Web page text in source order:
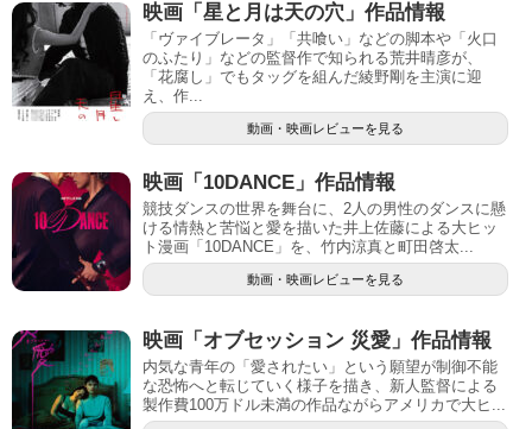
映画「星と月は天の穴」作品情報
「ヴァイブレータ」「共喰い」などの脚本や「火口
のふたり」などの監督作で知られる荒井晴彦が、
「花腐し」でもタッグを組んだ綾野剛を主演に迎
え、作...
動画・映画レビューを見る
映画「10DANCE」作品情報
競技ダンスの世界を舞台に、2人の男性のダンスに懸
ける情熱と苦悩と愛を描いた井上佐藤による大ヒッ
ト漫画「10DANCE」を、竹内涼真と町田啓太...
動画・映画レビューを見る
映画「オブセッション 災愛」作品情報
内気な青年の「愛されたい」という願望が制御不能
な恐怖へと転じていく様子を描き、新人監督による
製作費100万ドル未満の作品ながらアメリカで大ヒ...